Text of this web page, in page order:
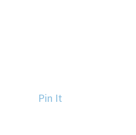
Pin It